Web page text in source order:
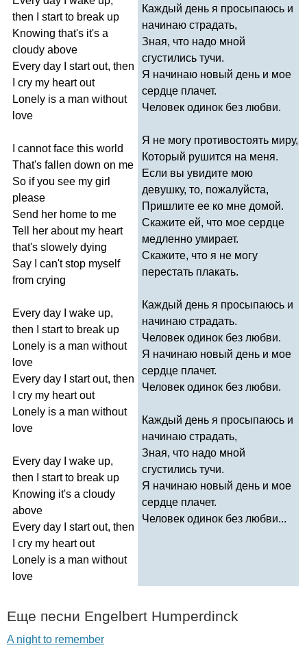
then
start to break up
Knowing that's it's a
cloudy above
Every day start out, then
cry my heart out
Lonely is a man without
love
cannot face this world
That's fallen down on me
So if you see my girl
please
Send her home to me
Tell
her about my heart
that's slowely dying
Say
can't stop myself
from crying
Every day wake up,
then
start to break up
Lonely is a man without
love
Every day start out, then
cry my heart out
Lonely is a man without
love
Every day wake up,
then
start to break up
Knowing it's a cloudy
above
Every day start out, then
cry my heart out
Lonely is a man without
love
Каждый день я просыпаюсь и
начинаю страдать,
Зная, что надо мной
сгустились тучи.
Я начинаю новый день и мое
сердце плачет.
Человек одинок без любви.
Я не могу противостоять миру,
Который рушится на меня.
Если вы увидите мою
девушку, то, пожалуйста,
Пришлите ее ко мне домой.
Скажите ей, что мое сердце
медленно умирает.
Скажите, что я не могу
перестать плакать.
Каждый день я просыпаюсь и
начинаю страдать.
Человек одинок без любви.
Я начинаю новый день и мое
сердце плачет.
Человек одинок без любви.
Каждый день я просыпаюсь и
начинаю страдать,
Зная, что надо мной
сгустились тучи.
Я начинаю новый день и мое
сердце плачет.
Человек одинок без любви...
Еще песни Engelbert Humperdinck
A night to remember